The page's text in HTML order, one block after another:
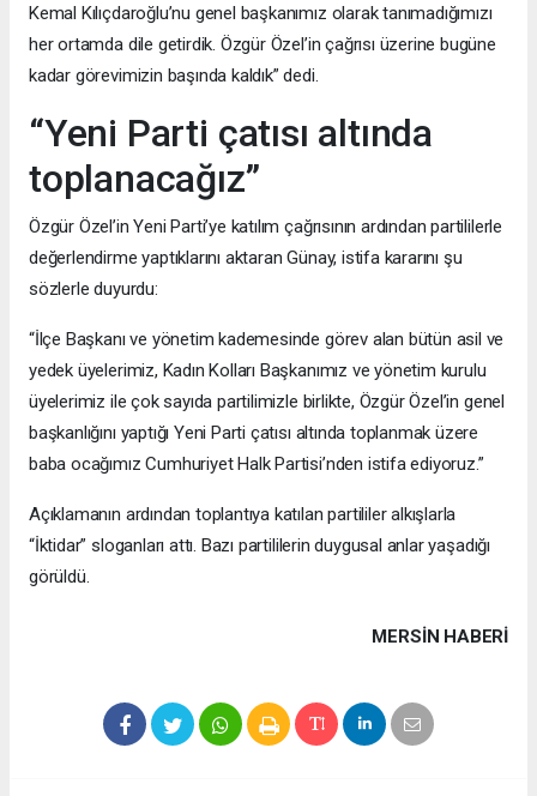
Kemal Kılıçdaroğlu’nu genel başkanımız olarak tanımadığımızı
her ortamda dile getirdik. Özgür Özel’in çağrısı üzerine bugüne
kadar görevimizin başında kaldık” dedi.
“Yeni Parti çatısı altında
toplanacağız”
Özgür Özel’in Yeni Parti’ye katılım çağrısının ardından partililerle
değerlendirme yaptıklarını aktaran Günay, istifa kararını şu
sözlerle duyurdu:
“İlçe Başkanı ve yönetim kademesinde görev alan bütün asil ve
yedek üyelerimiz, Kadın Kolları Başkanımız ve yönetim kurulu
üyelerimiz ile çok sayıda partilimizle birlikte, Özgür Özel’in genel
başkanlığını yaptığı Yeni Parti çatısı altında toplanmak üzere
baba ocağımız Cumhuriyet Halk Partisi’nden istifa ediyoruz.”
Açıklamanın ardından toplantıya katılan partililer alkışlarla
“İktidar” sloganları attı. Bazı partililerin duygusal anlar yaşadığı
görüldü.
MERSIN HABERİ